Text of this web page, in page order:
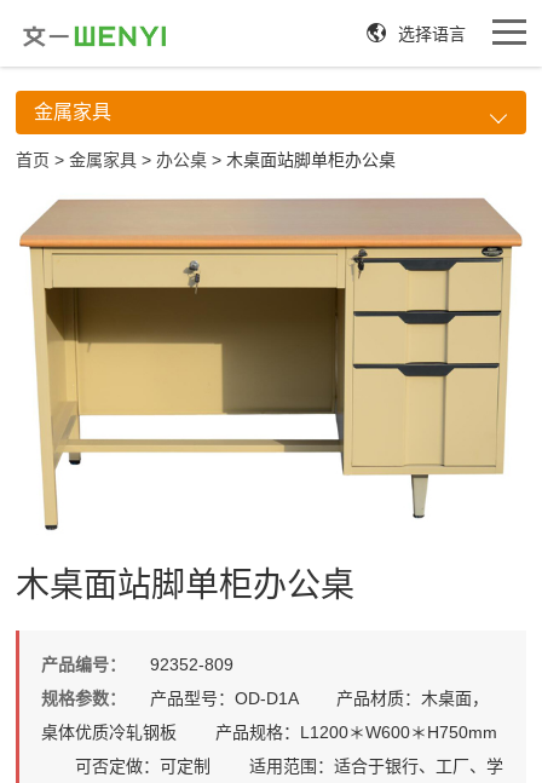
选择语言
金属家具
首页 >金属家具 >办公桌 > 木桌面站脚单柜办公桌
木桌面站脚单柜办公桌
产品编号：
92352-809
规格参数：
产品型号：OD-D1A 产品材质：木桌面，
桌体优质冷轧钢板 产品规格：L1200＊W600＊H750mm
可否定做：可定制 适用范围：适合于银行、工厂、学